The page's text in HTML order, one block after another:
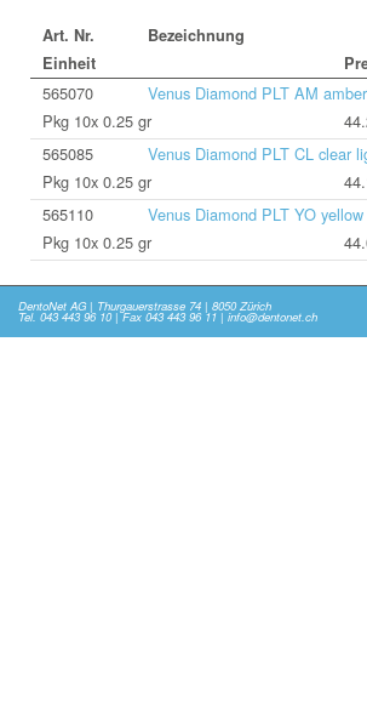
Art. Nr.
Bezeichnung
Einheit
565070
Venus Diamond PLT AM amber
Pkg 10x 0.25 gr
565085
Venus Diamond PLT CL clear
Pkg 10x 0.25 gr
565110
Venus Diamond PLT YO
Pkg 10x 0.25 gr
DentoNet AG | Thurgauerstrasse 74 | 8050 Zürich
Tel. 043 443 96 10 | Fax 043 443 96 11 | info@dentonet.ch